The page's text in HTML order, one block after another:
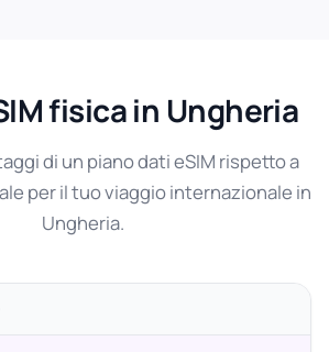
fisica in Ungheria
di un piano dati eSIM rispetto a
per il tuo viaggio internazionale in
Ungheria.